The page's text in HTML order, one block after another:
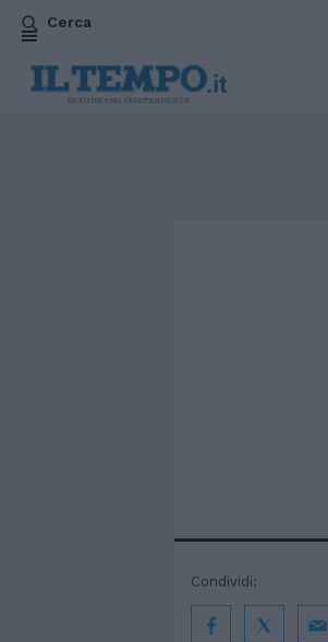
Cerca
Condividi: